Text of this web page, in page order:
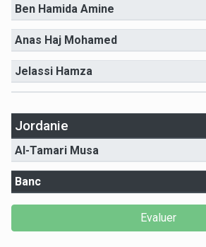
Ben Hamida Amine
Anas Haj Mohamed
Jelassi Hamza
Jordanie
Al-Tamari Musa
Banc